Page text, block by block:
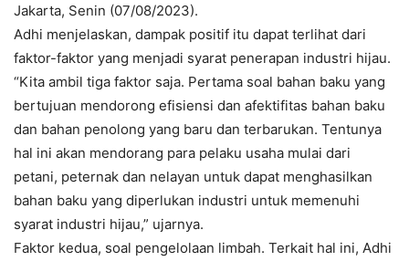
Jakarta, Senin (07/08/2023).
Adhi menjelaskan, dampak positif itu dapat terlihat dari
faktor-faktor yang menjadi syarat penerapan industri hijau.
“Kita ambil tiga faktor saja. Pertama soal bahan baku yang
bertujuan mendorong efisiensi dan afektifitas bahan baku
dan bahan penolong yang baru dan terbarukan. Tentunya
hal ini akan mendorang para pelaku usaha mulai dari
petani, peternak dan nelayan untuk dapat menghasilkan
bahan baku yang diperlukan industri untuk memenuhi
syarat industri hijau,” ujarnya.
Faktor kedua, soal pengelolaan limbah. Terkait hal ini, Adhi